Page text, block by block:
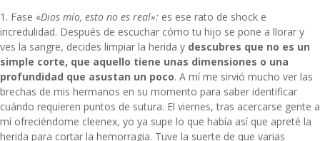
1. Fase «Dios mío, esto no es real»: es ese rato de shock e
incredulidad. Después de escuchar cómo tu hijo se pone a llorar y
ves la sangre, decides limpiar la herida y descubres que no es un
simple corte, que aquello tiene unas dimensiones o una
profundidad que asustan un poco. A mí me sirvió mucho ver las
brechas de mis hermanos en su momento para saber identificar
cuándo requieren puntos de sutura. El viernes, tras acercarse gente a
mí ofreciéndome cleenex, yo ya supe lo que había así que apreté la
herida para cortar la hemorragia. Tuve la suerte de que varias